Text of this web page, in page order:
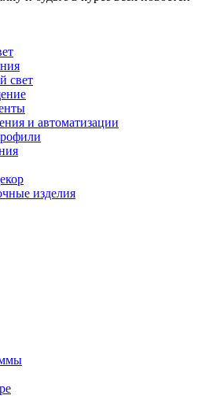
свет
и автоматизации
изделия